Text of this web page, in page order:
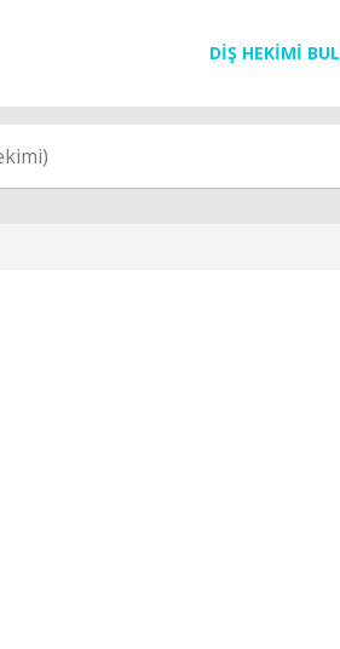
DİŞ HEKİMİ BUL